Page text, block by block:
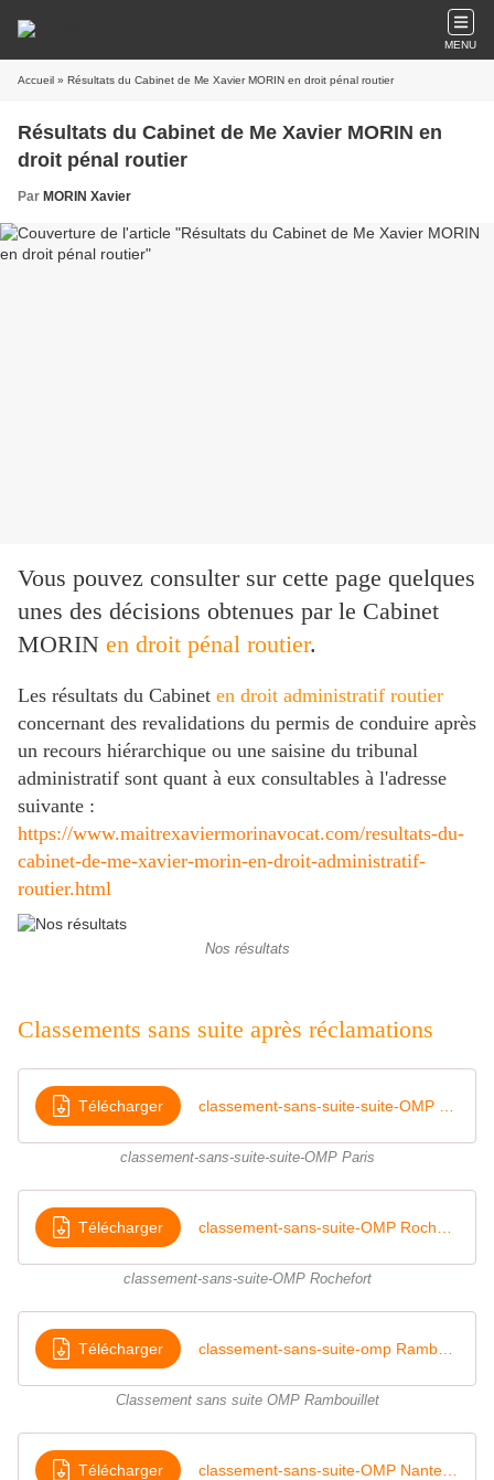
MENU
Accueil » Résultats du Cabinet de Me Xavier MORIN en droit pénal routier
Résultats du Cabinet de Me Xavier MORIN en
droit pénal routier
Par MORIN Xavier
Vous pouvez consulter sur cette page quelques
unes des décisions obtenues par le Cabinet
MORIN en droit pénal routier.
Les résultats du Cabinet en droit administratif routier
concernant des revalidations du permis de conduire après
un recours hiérarchique ou une saisine du tribunal
administratif sont quant à eux consultables à l'adresse
suivante :
https://www.maitrexaviermorinavocat.com/resultats-du-
cabinet-de-me-xavier-morin-en-droit-administratif-
routier.html
Nos résultats
Classements sans suite après réclamations
Télécharger
classement-sans-suite-suite-OMP Paris
Télécharger
classement-sans-suite-OMP Rochefort
Télécharger
Classement sans suite OMP Rambouillet
Télécharger